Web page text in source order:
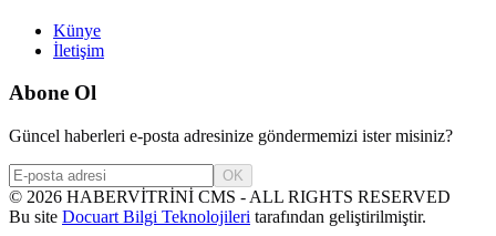
Künye
İletişim
Abone Ol
Güncel haberleri e-posta adresinize göndermemizi ister misiniz?
OK
© 2026 HABERVİTRİNİ CMS - ALL RIGHTS RESERVED
Bu site Docuart Bilgi Teknolojileri tarafından geliştirilmiştir.